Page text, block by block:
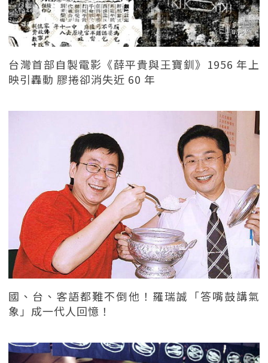
台灣首部自製電影《薛平貴與王寶釧》1956 年上
映引轟動 膠捲卻消失近 60 年
國、台、客語都難不倒他！羅瑞誠「答嘴鼓講氣
象」成一代人回憶！